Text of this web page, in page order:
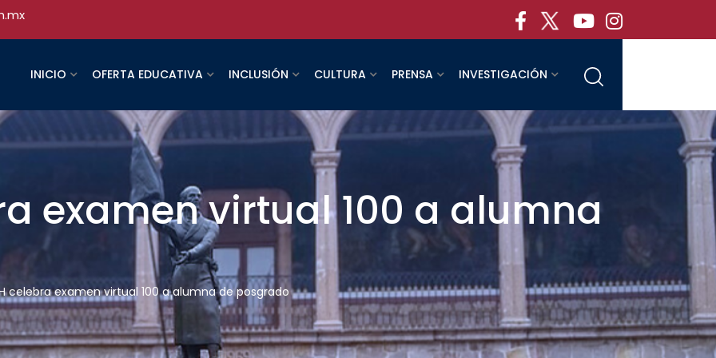
INICIO OFERTA EDUCATIVA INCLUSIÓN CULTURA PRENSA INVESTIGACIÓN
examen virtual 100 a alumna
celebra examen virtual 100 a alumna de posgrado